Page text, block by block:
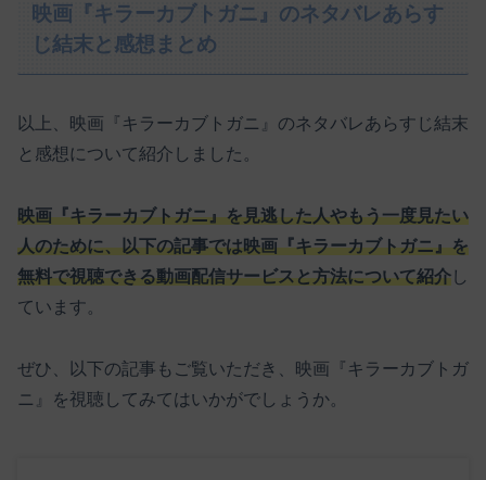
映画『キラーカブトガニ』のネタバレあらす
じ結末と感想まとめ
以上、映画『キラーカブトガニ』のネタバレあらすじ結末
と感想について紹介しました。
映画『キラーカブトガニ』を見逃した人やもう一度見たい
人のために、以下の記事では映画『キラーカブトガニ』を
無料で視聴できる動画配信サービスと方法について紹介 し
ています。
ぜひ、以下の記事もご覧いただき、映画『キラーカブトガ
ニ』を視聴してみてはいかがでしょうか。